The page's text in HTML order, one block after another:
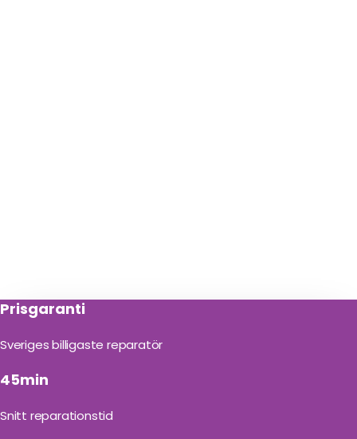
Prisgaranti
Sveriges billigaste reparatör
45min
Snitt reparationstid